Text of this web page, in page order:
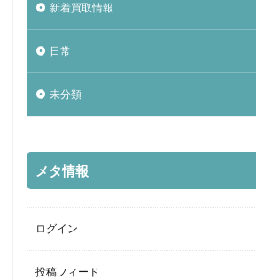
新着買取情報
日常
未分類
メタ情報
ログイン
投稿フィード